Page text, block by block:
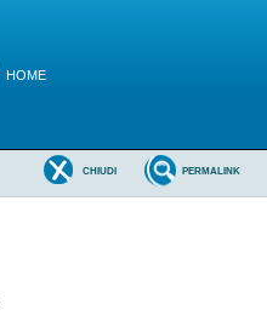
HOME
PERMALINK
CHIUDI